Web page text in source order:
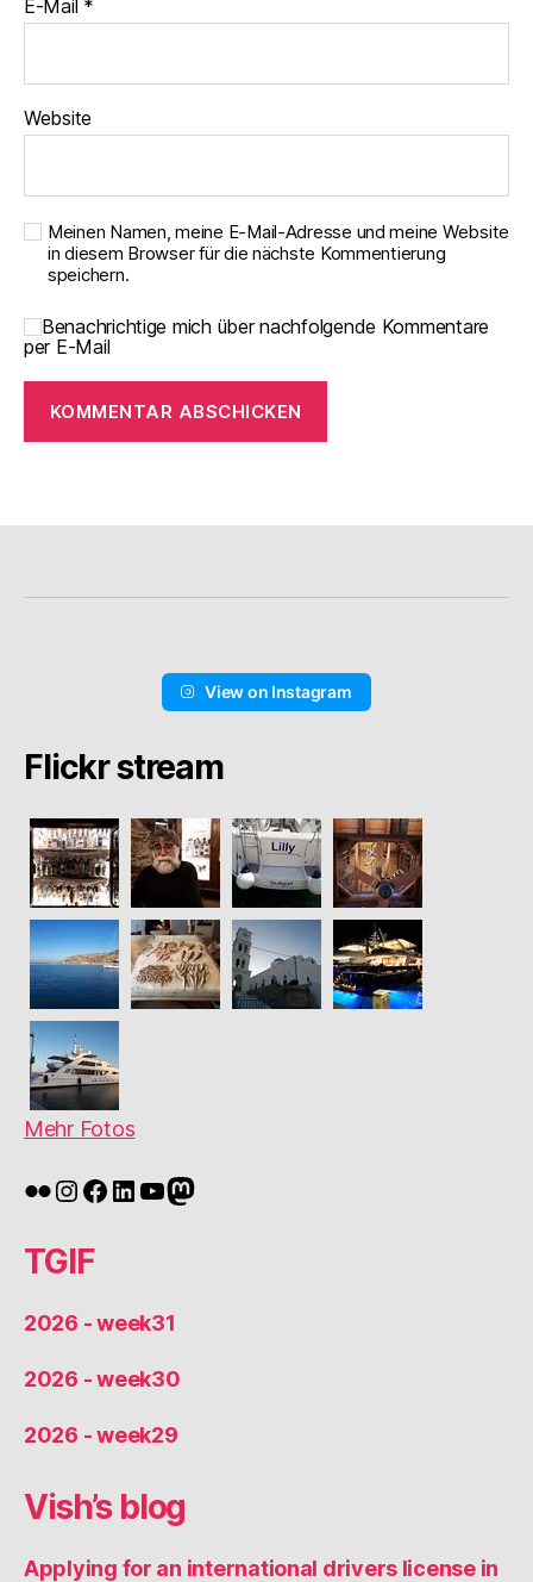
E-Mail *
Website
Meinen Namen, meine E-Mail-Adresse und meine Website
in diesem Browser für die nächste Kommentierung
speichern.
Benachrichtige mich über nachfolgende Kommentare
per E-Mail
View on Instagram
Flickr stream
Mehr Fotos
Flickr
Instagram
Facebook
LinkedIn
YouTube
Mastodon
TGIF
2026 - week31
2026 - week30
2026 - week29
Vish’s blog
Applying for an international drivers license in